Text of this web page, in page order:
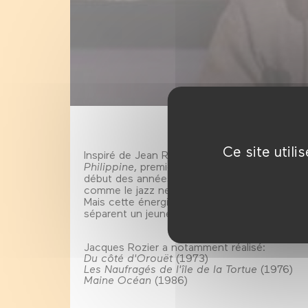
Ce site
Inspiré de Jean Renoir et de la télévision en
Philippine , premier long métrage de
début des années 60. Rozier invente un
comme le jazz new Orléans de Maxim Saury
Mais cette énergie joyeuse n’est peut-être
séparent un jeune homme de 18 ans de son
Jacques Rozier a notamment réalisé:
Du côté d'Orouët (1973)
Les Naufragés de l'île de la Tortue (1976)
Maine Océan (1986)